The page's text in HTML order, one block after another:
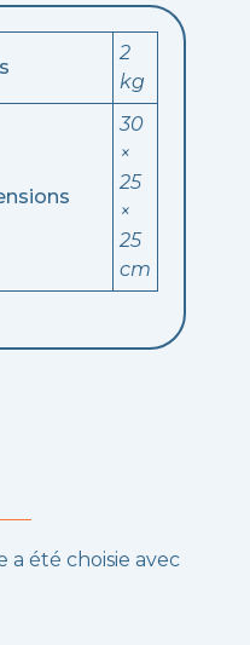
2
kg
30
×
25
×
25
cm
a été choisie avec